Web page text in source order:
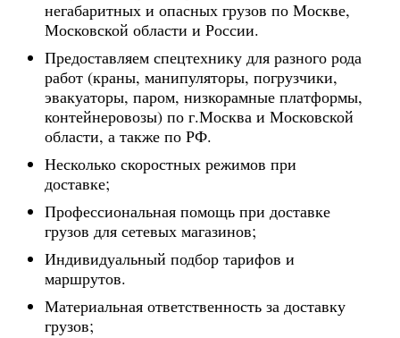
негабаритных и опасных грузов по Москве,
Московской области и России.
Предоставляем спецтехнику для разного рода
работ (краны, манипуляторы, погрузчики,
эвакуаторы, паром, низкорамные платформы,
контейнеровозы) по г.Москва и Московской
области, а также по РФ.
Несколько скоростных режимов при
доставке;
Профессиональная помощь при доставке
грузов для сетевых магазинов;
Индивидуальный подбор тарифов и
маршрутов.
Материальная ответственность за доставку
грузов;